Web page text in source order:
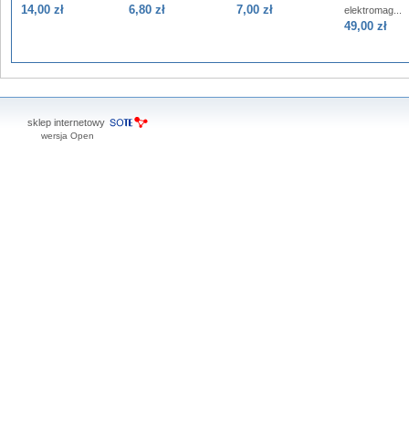
14,00 zł 6,80 zł 7,00 zł
elektromag...
49,00 zł
sklep internetowy
wersja Open